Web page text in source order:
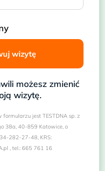
wizytę
możesz zmienić
wizytę.
jest TESTDNA sp. z
38a, 40-859 Katowice, o
282-27-48, KRS:
, tel.: 665 761 16